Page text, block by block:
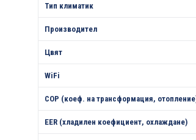
Тип климатик
Производител
Цвят
WiFi
COP (коеф. на трансформация,
EER (хладилен коефициент, охлаждане)